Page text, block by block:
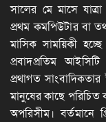
সালের মে মাসে
প্রথম কমপিউটার বা
মাসিক সাময়িকী
প্রবাদপ্রতিম
প্রথাগত
মানুষের কাছে
অপরিসীম। বর্তমানে